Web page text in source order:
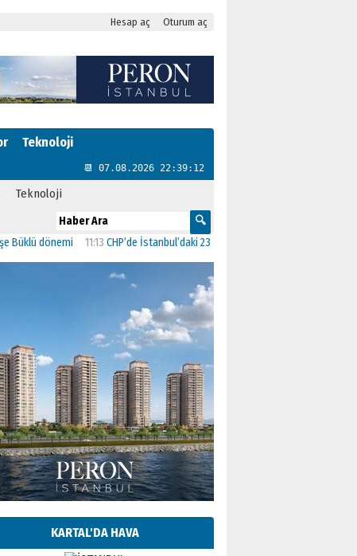
Hesap aç Oturum aç
Teknoloji
📆 07.08.2026 22:39:13
Teknoloji
11:13CHP’de İstanbul’daki 23 İlçenin Başkanları Belli Oldu
KARTAL'DA HAVA